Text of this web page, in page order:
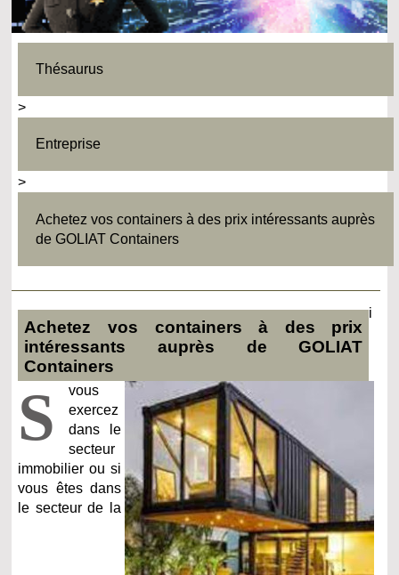
Thésaurus
>
Entreprise
>
Achetez vos containers à des prix intéressants auprès
de GOLIAT Containers
Achetez vos containers à des prix
intéressants auprès de GOLIAT
Containers
S
i
vous
exercez
dans le
secteur
immobilier ou si
vous êtes dans
le secteur de la